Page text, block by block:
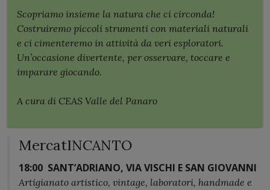
Scopriamo insieme la natura che ci circonda!
Costruiremo piccoli strumenti con materiali naturali
e ci cimenteremo in attività da veri esploratori.
Un’occasione divertente, per osservare, toccare e
imparare giocando.
A cura di CEAS Valle del Panaro
MercatINCANTO
18:00 SANT’ADRIANO, VIA VISCHI E SAN GIOVANNI
Artigianato artistico, vintage, laboratori, handmade e